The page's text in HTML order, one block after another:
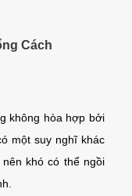
Cách
không hòa hợp bởi
một suy nghĩ khác
khó có thể ngồi